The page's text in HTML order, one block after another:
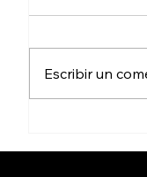
de 75% en
Escribir un